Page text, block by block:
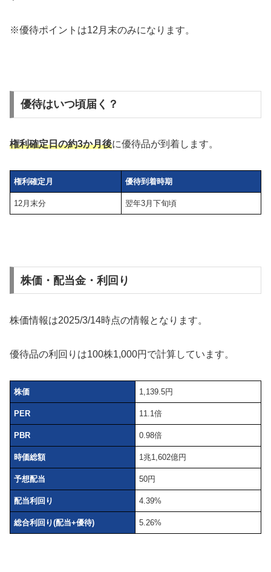
※優待ポイントは12月末のみになります。
優待はいつ頃届く？
権利確定日の約3か月後に優待品が到着します。
権利確定月 優待到着時期
12月末分 翌年3月下旬頃
株価・配当金・利回り
株価情報は2025/3/14時点の情報となります。
優待品の利回りは100株1,000円で計算しています。
株価 1,139.5円
PER 11.1倍
PBR 0.98倍
時価総額 1兆1,602億円
予想配当 50円
配当利回り 4.39%
総合利回り(配当+優待) 5.26%